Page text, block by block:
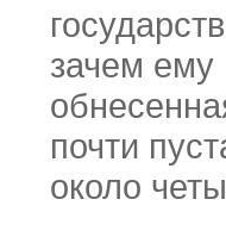
зачем ему
почти
около